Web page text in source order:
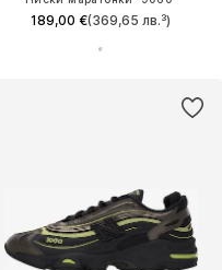
189,00 €(369,65 лв.³)